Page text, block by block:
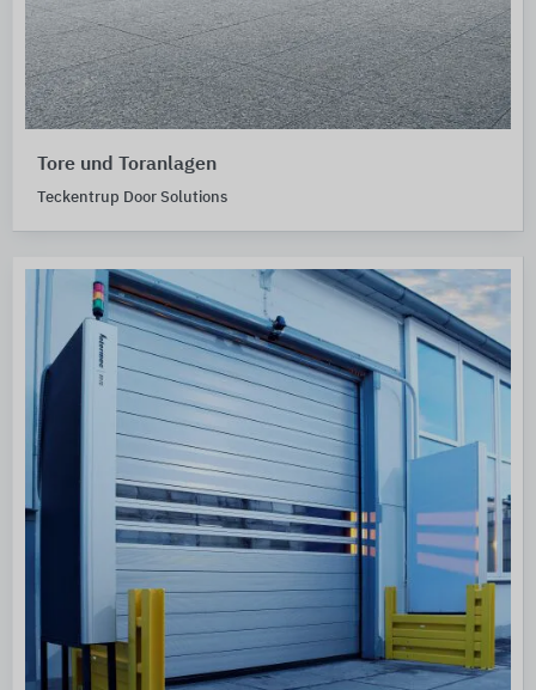
Tore und Toranlagen
Teckentrup Door Solutions